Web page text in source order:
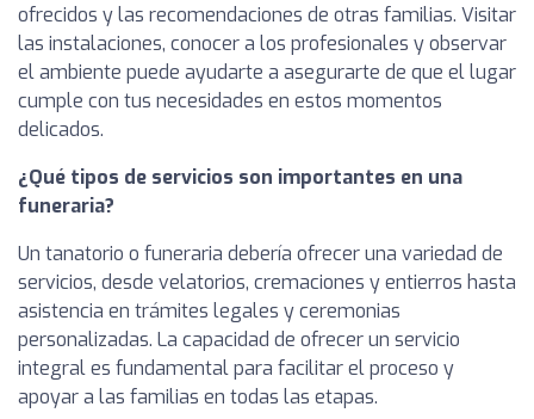
ofrecidos y las recomendaciones de otras familias. Visitar
las instalaciones, conocer a los profesionales y observar
el ambiente puede ayudarte a asegurarte de que el lugar
cumple con tus necesidades en estos momentos
delicados.
¿Qué tipos de servicios son importantes en una
funeraria?
Un tanatorio o funeraria debería ofrecer una variedad de
servicios, desde velatorios, cremaciones y entierros hasta
asistencia en trámites legales y ceremonias
personalizadas. La capacidad de ofrecer un servicio
integral es fundamental para facilitar el proceso y
apoyar a las familias en todas las etapas.